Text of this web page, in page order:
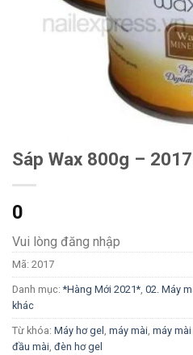
Sáp Wax 800g – 2017
0
Vui lòng đăng nhập
Mã: 2017
Danh mục:*Hàng Mới 2021*, 02. Máy
khác
Từ khóa: Máy hơ gel , máy mài, máy
đầu mài, đèn hơ gel